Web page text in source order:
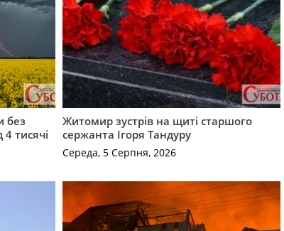
без
тисячі
Житомир зустрів на щиті старшого
сержанта Ігоря Тандуру
Середа, 5 Серпня, 2026